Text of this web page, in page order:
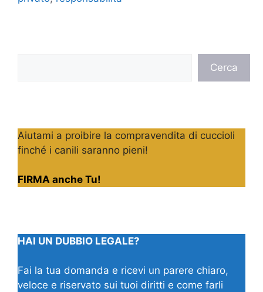
Cerca
Aiutami a proibire la compravendita di cuccioli
finché i canili saranno pieni!
FIRMA anche Tu!
HAI UN DUBBIO LEGALE?
Fai la tua domanda e ricevi un parere chiaro,
veloce e riservato sui tuoi diritti e come farli